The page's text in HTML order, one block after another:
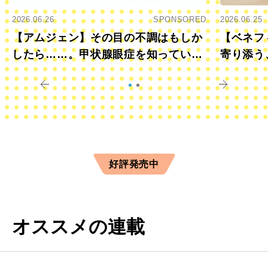
2026.06.26 SPONSORED
【アムジェン】その目の不調はもしか
したら……。甲状腺眼症を知っていま
すか？
2026.06.25
【ベネフ
寄り添う
きに
好評発売中
オススメの連載